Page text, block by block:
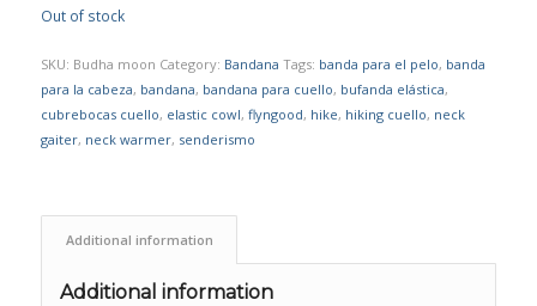
Out of stock
SKU: Budha moon Category: Bandana Tags: banda para el pelo, banda
para la cabeza, bandana, bandana para cuello, bufanda elástica,
cubrebocas cuello, elastic cowl, flyngood, hike, hiking cuello, neck
gaiter, neck warmer, senderismo
Additional information
Additional information